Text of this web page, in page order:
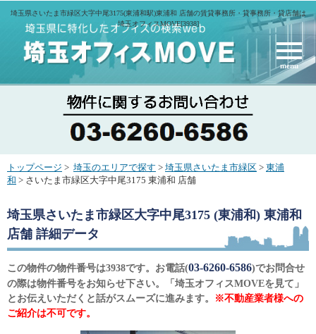
埼玉県さいたま市緑区大字中尾3175(東浦和駅)東浦和 店舗の賃貸事務所・貸事務所・貸店舗は
埼玉オフィスMOVE[3938]
menu
トップページ > 埼玉のエリアで探す > 埼玉県さいたま市緑区 > 東浦
和 > さいたま市緑区大字中尾3175 東浦和 店舗
埼玉県さいたま市緑区大字中尾3175 (東浦和) 東浦和
店舗 詳細データ
この物件の物件番号は3938です。お電話(03-6260-6586)でお問合せ
の際は物件番号をお知らせ下さい。「埼玉オフィスMOVEを見て」
とお伝えいただくと話がスムーズに進みます。
※不動産業者様への
ご紹介は不可です。